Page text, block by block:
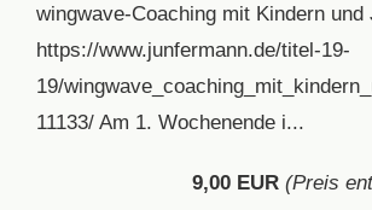
wingwave-Coaching mit Kindern und
https://www.junfermann.de/titel-19-
19/
11133/ Am 1. Wochenende i...
9,00 EUR (Preis